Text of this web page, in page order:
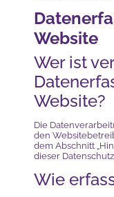
Website
Wer ist
Website?
Die
den
dem Abschnitt
dieser
Wie